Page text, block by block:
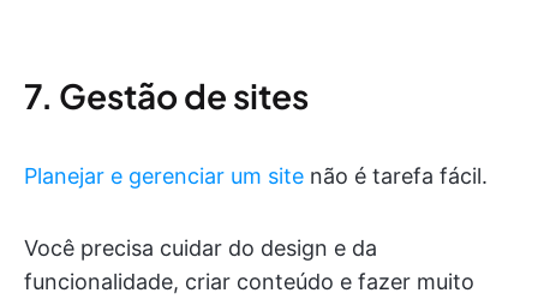
7. Gestão de sites
Planejar e gerenciar um site não é tarefa fácil.
Você precisa cuidar do design e da
funcionalidade, criar conteúdo e fazer muito